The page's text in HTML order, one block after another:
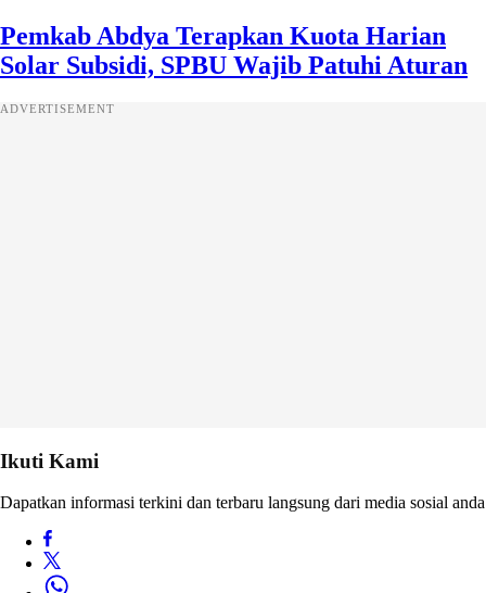
Pemkab Abdya Terapkan Kuota Harian
Solar Subsidi, SPBU Wajib Patuhi Aturan
ADVERTISEMENT
Ikuti Kami
Dapatkan informasi terkini dan terbaru langsung dari media sosial anda